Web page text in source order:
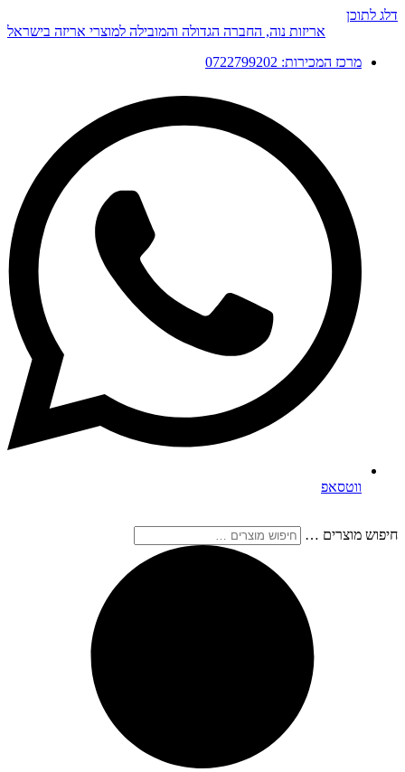
דלג לתוכן
אריזות נוה, החברה הגדולה והמובילה למוצרי אריזה בישראל
מרכז המכירות: 0722799202
ווטסאפ
חיפוש מוצרים …